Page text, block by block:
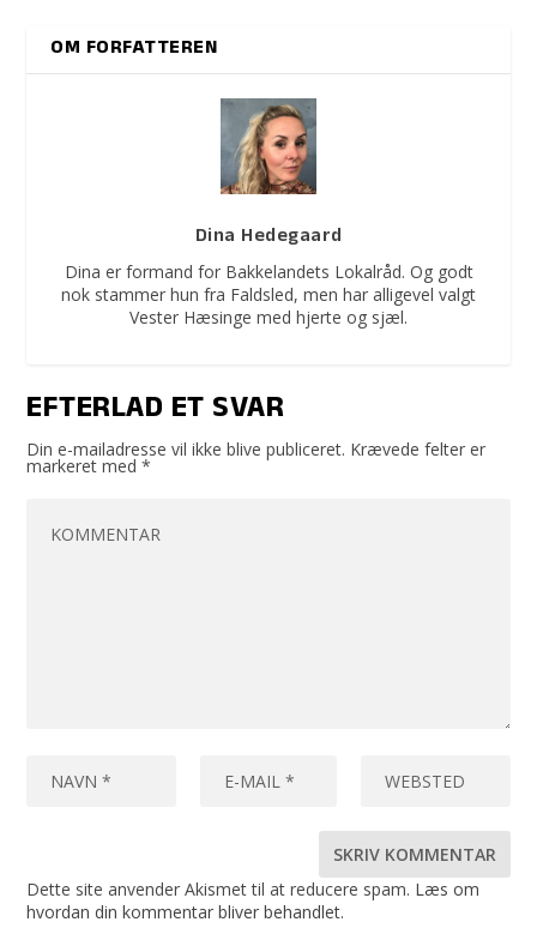
OM FORFATTEREN
Dina Hedegaard
Dina er formand for Bakkelandets Lokalråd. Og godt
nok stammer hun fra Faldsled, men har alligevel valgt
Vester Hæsinge med hjerte og sjæl.
EFTERLAD ET SVAR
Din e-mailadresse vil ikke blive publiceret. Krævede felter er
markeret med*
Dette site anvender Akismet til at reducere spam. Læs om
hvordan din kommentar bliver behandlet.